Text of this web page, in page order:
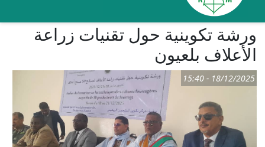
ورشة تكوينية حول تقنيات زراعة
الأعلاف بلعيون
18/12/2025 - 15:40